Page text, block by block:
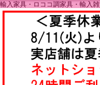
輸入家具・ロココ調家具・輸入